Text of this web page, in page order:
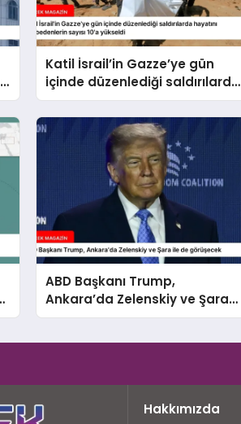
Katil İsrail’in Gazze’ye gün
içinde düzenlediği saldırılarda
hayatını kaybedenlerin sayısı
10’a yükseldi
ABD Başkanı Trump,
Ankara’da Zelenskiy ve Şara
ile de görüşecek
Hakkımızda